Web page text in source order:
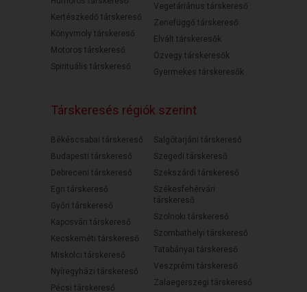
Kertészkedő társkereső
Könyvmoly társkereső
Motoros társkereső
Spirituális társkereső
Vegetáriánus társkereső
Zenefüggő társkereső
Elvált társkeresők
Özvegy társkeresők
Gyermekes társkeresők
Társkeresés régiók szerint
Békéscsabai társkereső
Budapesti társkereső
Debreceni társkereső
Egri társkereső
Győri társkereső
Kaposvári társkereső
Kecskeméti társkereső
Miskolci társkereső
Nyíregyházi társkereső
Pécsi társkereső
Salgótarjáni társkereső
Szegedi társkereső
Szekszárdi társkereső
Székesfehérvári
társkereső
Szolnoki társkereső
Szombathelyi társkereső
Tatabányai társkereső
Veszprémi társkereső
Zalaegerszegi társkereső